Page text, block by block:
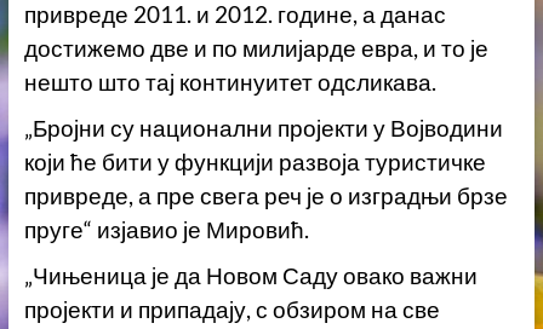
привреде 2011. и 2012. године, а данас
достижемо две и по милијарде евра, и то је
нешто што тај континуитет одсликава.
„Бројни су национални пројекти у Војводини
који ће бити у функцији развоја туристичке
привреде, а пре свега реч је о изградњи брзе
пруге“ изјавио је Мировић.
„Чињеница је да Новом Саду овако важни
пројекти и припадају, с обзиром на све